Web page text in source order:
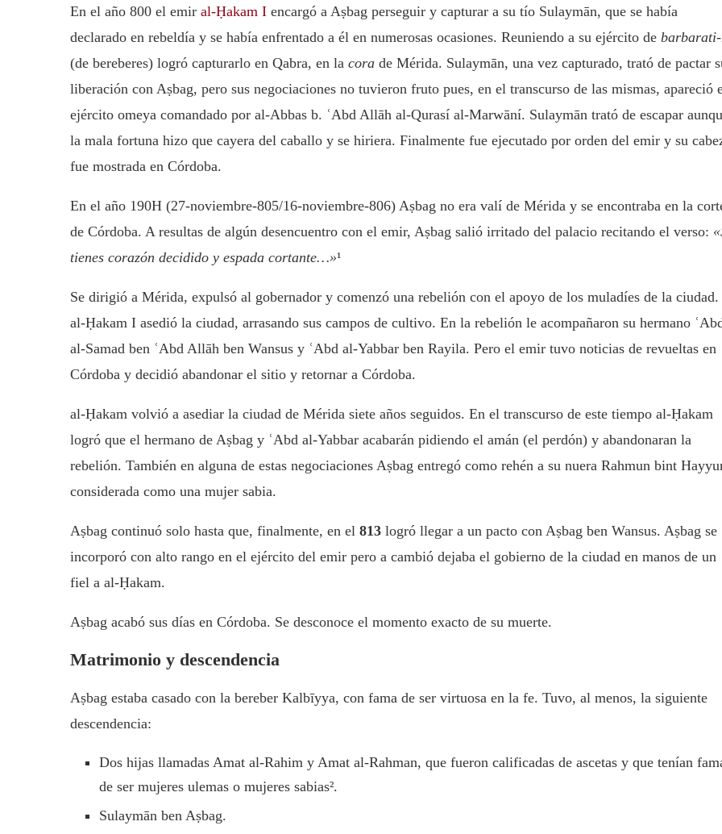
En el año 800 el emir al-Ḥakam I encargó a Aṣbag perseguir y capturar a su tío Sulaymān, que se había
declarado en rebeldía y se había enfrentado a él en numerosas ocasiones. Reuniendo a su ejército de
(de bereberes) logró capturarlo en Qabra, en la cora de Mérida. Sulaymān, una vez capturado, trató de pactar
liberación con Aṣbag, pero sus negociaciones no tuvieron fruto pues, en el transcurso de las mismas, apareció
ejército omeya comandado por al-Abbas b. ʿAbd Allāh al-Qurasí al-Marwāní. Sulaymān trató de escapar
la mala fortuna hizo que cayera del caballo y se hiriera. Finalmente fue ejecutado por orden del emir y su
fue mostrada en Córdoba.
En el año 190H (27-noviembre-805/16-noviembre-806) Aṣbag no era valí de Mérida y se encontraba en la
de Córdoba. A resultas de algún desencuentro con el emir, Aṣbag salió irritado del palacio recitando el verso:
tienes corazón decidido y espada cortante…»¹
Se dirigió a Mérida, expulsó al gobernador y comenzó una rebelión con el apoyo de los muladíes de la ciudad.
al-Ḥakam I asedió la ciudad, arrasando sus campos de cultivo. En la rebelión le acompañaron su hermano
al-Samad ben ʿAbd Allāh ben Wansus y ʿAbd al-Yabbar ben Rayila. Pero el emir tuvo noticias de revueltas en
Córdoba y decidió abandonar el sitio y retornar a Córdoba.
al-Ḥakam volvió a asediar la ciudad de Mérida siete años seguidos. En el transcurso de este tiempo al-Ḥakam
logró que el hermano de Aṣbag y ʿAbd al-Yabbar acabarán pidiendo el amán (el perdón) y abandonaran la
rebelión. También en alguna de estas negociaciones Aṣbag entregó como rehén a su nuera Rahmun bint
considerada como una mujer sabia.
Aṣbag continuó solo hasta que, finalmente, en el 813 logró llegar a un pacto con Aṣbag ben Wansus. Aṣbag se
incorporó con alto rango en el ejército del emir pero a cambió dejaba el gobierno de la ciudad en manos de un
fiel a al-Ḥakam.
Aṣbag acabó sus días en Córdoba. Se desconoce el momento exacto de su muerte.
Matrimonio y descendencia
Aṣbag estaba casado con la bereber Kalbīyya, con fama de ser virtuosa en la fe. Tuvo, al menos, la siguiente
descendencia:
Dos hijas llamadas Amat al-Rahim y Amat al-Rahman, que fueron calificadas de ascetas y que tenían
de ser mujeres ulemas o mujeres sabias².
Sulaymān ben Aṣbag.